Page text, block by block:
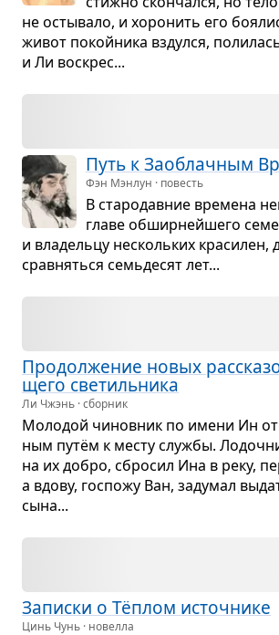
не осты­вало, и хоро­нить его
живот покой­ника вздулся,
и Ли вос­крес...
Путь к Заоб­лач­ным
Фэн Мэнлун · повесть
В ста­ро­дав­ние вре­мена
главе обшир­нейшего
и вла­дельцу несколь­ких
срав­няться семь­де­сят лет...
Про­дол­же­ние новых
щего све­тиль­ника
Ли Чжэнь · сборник
Моло­дой чинов­ник по имени Ин
ным путём к месту службы.
на их добро, сбро­сил Ина в реку,
а вдову, гос­пожу Ван, заду­мал
сына...
Записки о Тёплом источ­нике
Цинь Чунь · новелла